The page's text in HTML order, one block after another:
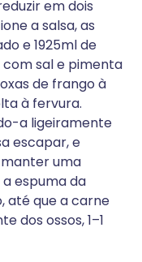
em dois
a salsa, as
e 1925ml de
sal e pimenta
de frango à
à fervura.
a ligeiramente
escapar, e
uma
espuma da
até que a carne
dos ossos, 1–1